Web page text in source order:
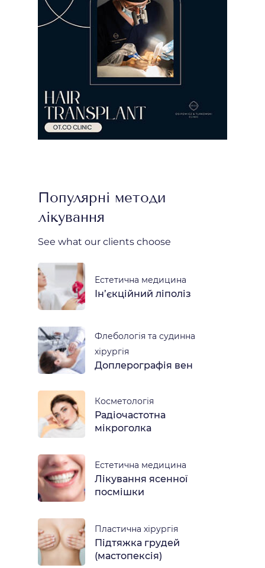
Популярні методи
лікування
See what our clients choose
Естетична медицина
Ін’єкційний ліполіз
Флебологія та судинна
хірургія
Доплерографія вен
Косметологія
Радіочастотна
мікроголка
Естетична медицина
Лікування ясенної
посмішки
Пластична хірургія
Підтяжка грудей
(мастопексія)